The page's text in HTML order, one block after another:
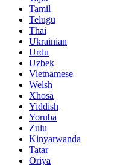
Tamil
Telugu
Thai
Ukrainian
Urdu
Uzbek
Vietnamese
Welsh
Xhosa
Yiddish
Yoruba
Zulu
Kinyarwanda
Tatar
Oriya